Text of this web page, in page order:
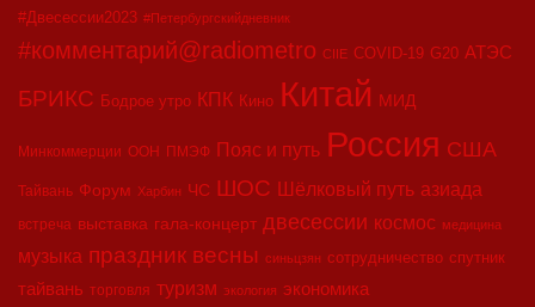
#Двесессии2023 #Петербургскийдневник
#комментарий@radiometro CIIE COVID-19 G20 АТЭС
БРИКС Бодрое утро КПК Кино Китай МИД
Минкоммерции ООН ПМЭФ Пояс и путь Россия США
Тайвань Форум Харбин ЧС ШОС Шёлковый путь азиада
встреча выставка гала-концерт двесессии космос медицина
музыка праздник весны синьцзян сотрудничество спутник
тайвань торговля туризм экология экономика